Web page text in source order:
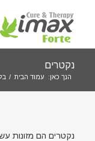
נקטרים
הנך כאן: עמוד הבית /
נקטרים הם מזונות